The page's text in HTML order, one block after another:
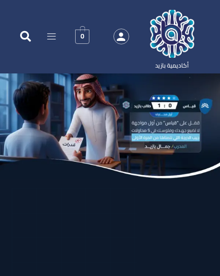
أكاديمية بازيد
0